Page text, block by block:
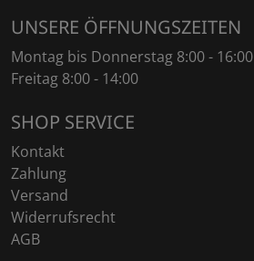
UNSERE ÖFFNUNGSZEITEN
Montag bis Donnerstag 8:00 - 16:00
Freitag 8:00 - 14:00
SHOP SERVICE
Kontakt
Zahlung
Versand
Widerrufsrecht
AGB